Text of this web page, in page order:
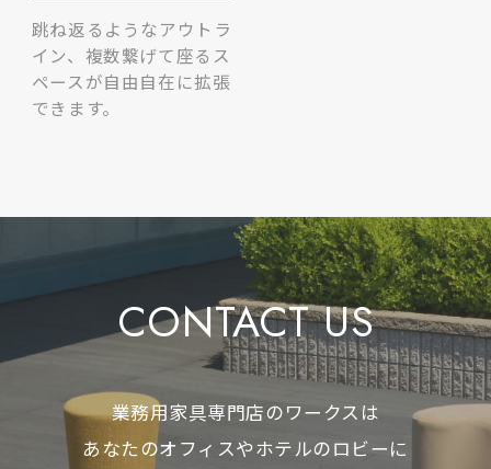
跳ね返るようなアウトラ
イン、複数繋げて座るス
ペースが自由自在に拡張
できます。
CONTACT US
業務用家具専門店のワークスは
あなたのオフィスやホテルのロビーに